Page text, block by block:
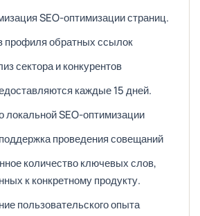
SEO-оптимизации страниц.
профиля обратных ссылок
сектора и конкурентов
каждые 15 дней.
локальной SEO-оптимизации
проведения совещаний
количество ключевых слов,
к конкретному продукту.
пользовательского опыта